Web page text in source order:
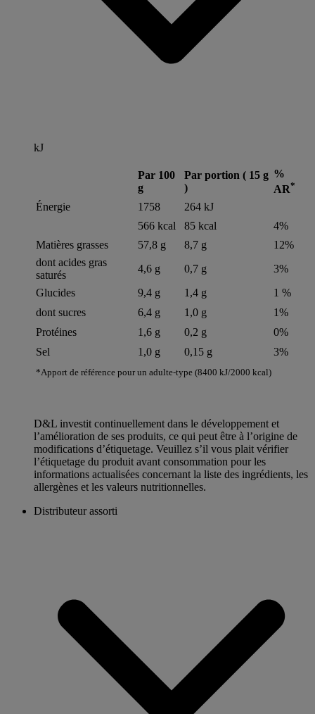
kJ
Par 100
g
Par portion ( 15 g
)
%
AR*
*Apport de référence pour un adulte-type (8400 kJ/2000 kcal)
Énergie 1758
264 kJ
566 kcal
85 kcal
4%
Matières grasses
57,8 g 8,7 g
12%
dont acides gras
saturés
4,6 g 0,7 g
3%
Glucides
9,4 g 1,4 g
1 %
dont sucres
6,4 g 1,0 g
1%
Protéines
1,6 g 0,2 g
0%
Sel
1,0 g 0,15 g 3%
D&L investit continuellement dans le développement et
l’amélioration de ses produits, ce qui peut être à l’origine de
modifications d’étiquetage. Veuillez s’il vous plait vérifier
l’étiquetage du produit avant consommation pour les
informations actualisées concernant la liste des ingrédients, les
allergènes et les valeurs nutritionnelles.
Distributeur assorti